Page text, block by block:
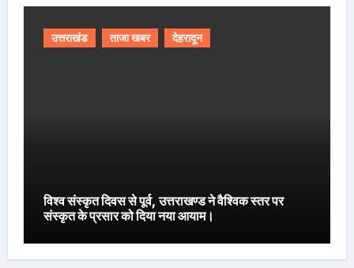
उत्तराखंड ताजा खबर देहरादून
विश्व संस्कृत दिवस से पूर्व, उत्तराखण्ड ने वैश्विक स्तर पर
संस्कृत के प्रसार को दिया नया आयाम।